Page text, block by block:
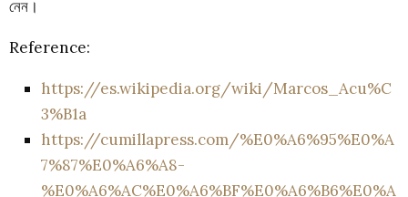
নেন।
Reference:
https://es.wikipedia.org/wiki/Marcos_Acu%C
3%B1a
https://cumillapress.com/%E0%A6%95%E0%A
7%87%E0%A6%A8-
%E0%A6%AC%E0%A6%BF%E0%A6%B6%E0%A